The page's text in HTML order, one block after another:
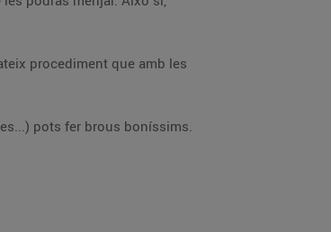
procediment que amb les
pots fer brous boníssims.